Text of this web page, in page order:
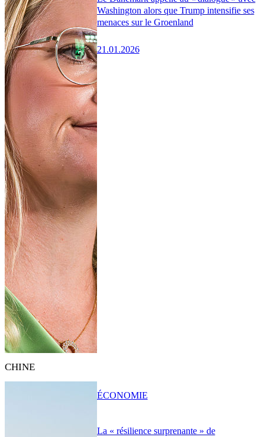
Washington alors que Trump intensifie ses
menaces sur le Groenland
21.01.2026
CHINE
La « résilience surprenante » de
ÉCONOMIE